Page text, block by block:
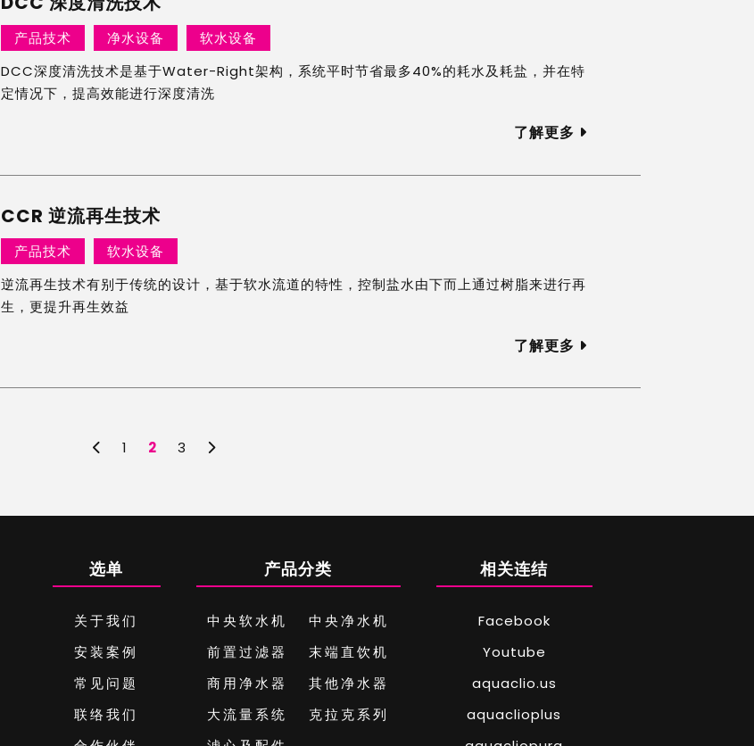
产品技术 净水设备
软水设备
DCC深度清洗技术是基于Water-Right架构，系统平时节省最多40%的耗水及耗盐，并在特
定情况下，提高效能进行深度清洗
了解更多
CCR 逆流再生技术
产品技术
软水设备
逆流再生技术有别于传统的设计，基于软水流道的特性，控制盐水由下而上通过树脂来进行再
生，更提升再生效益
了解更多
1 2 3
选单
关于我们
安装案例
常见问题
联络我们
产品分类
中央软水机
中央净水机
前置过滤器
末端直饮机
商用净水器
其他净水器
大流量系统
克拉克系列
相关连结
Facebook
Youtube
aquaclio.us
aquaclioplus